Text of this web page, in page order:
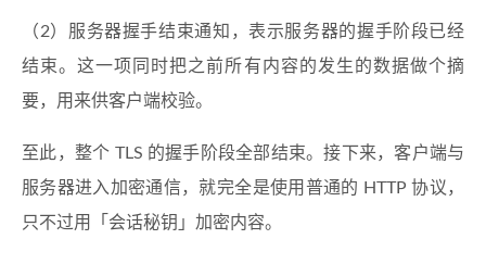
（2）服务器握手结束通知，表示服务器的握手阶段已经
结束。这一项同时把之前所有内容的发生的数据做个摘
要，用来供客户端校验。
至此，整个 TLS 的握手阶段全部结束。接下来，客户端与
服务器进入加密通信，就完全是使用普通的 HTTP 协议，
只不过用「会话秘钥」加密内容。